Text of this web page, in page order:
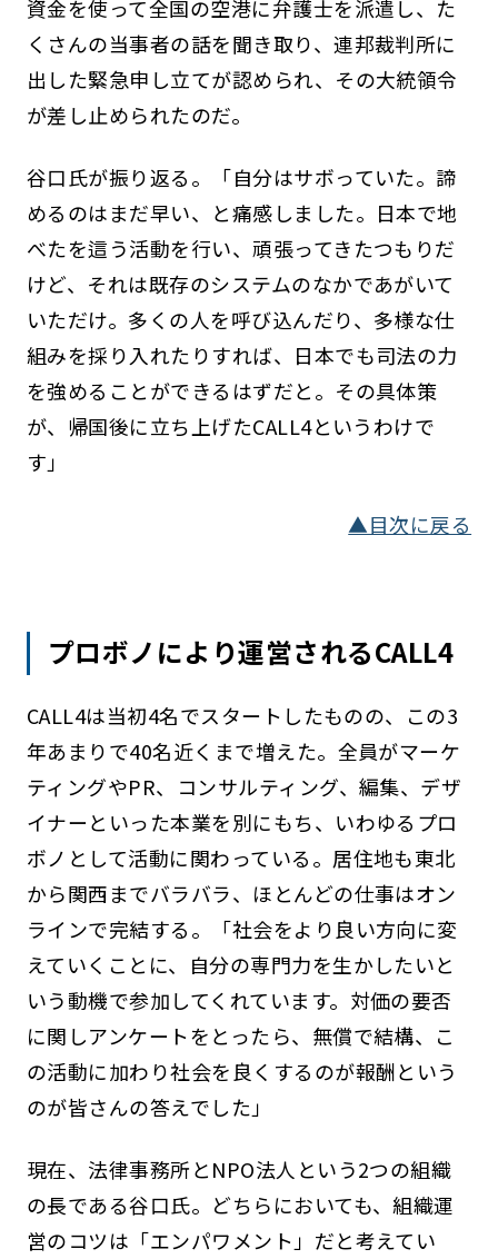
資金を使って全国の空港に弁護士を派遣し、た
くさんの当事者の話を聞き取り、連邦裁判所に
出した緊急申し立てが認められ、その大統領令
が差し止められたのだ。
谷口氏が振り返る。「自分はサボっていた。諦
めるのはまだ早い、と痛感しました。日本で地
べたを這う活動を行い、頑張ってきたつもりだ
けど、それは既存のシステムのなかであがいて
いただけ。多くの人を呼び込んだり、多様な仕
組みを採り入れたりすれば、日本でも司法の力
を強めることができるはずだと。その具体策
が、帰国後に立ち上げたCALL4というわけで
す」
▲目次に戻る
プロボノにより運営されるCALL4
CALL4は当初4名でスタートしたものの、この3
年あまりで40名近くまで増えた。全員がマーケ
ティングやPR、コンサルティング、編集、デザ
イナーといった本業を別にもち、いわゆるプロ
ボノとして活動に関わっている。居住地も東北
から関西までバラバラ、ほとんどの仕事はオン
ラインで完結する。「社会をより良い方向に変
えていくことに、自分の専門力を生かしたいと
いう動機で参加してくれています。対価の要否
に関しアンケートをとったら、無償で結構、こ
の活動に加わり社会を良くするのが報酬という
のが皆さんの答えでした」
現在、法律事務所とNPO法人という2つの組織
の長である谷口氏。どちらにおいても、組織運
営のコツは「エンパワメント」だと考えてい